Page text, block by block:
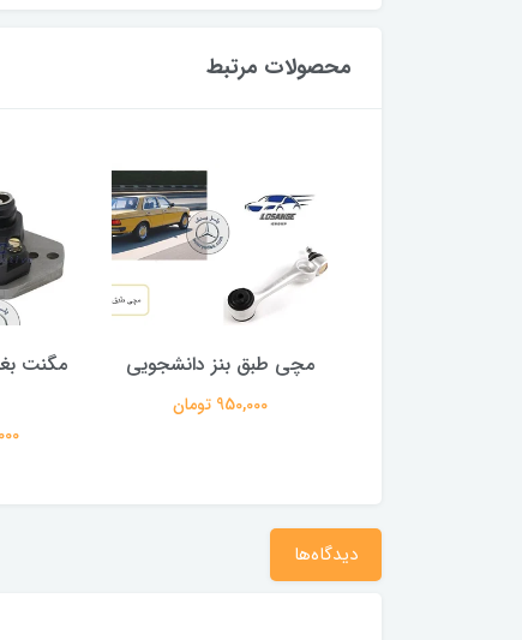
محصولات مرتبط
مگنت بغل گلگیر بنز 230E
کپل
لوازم
دیدگاه‌ها